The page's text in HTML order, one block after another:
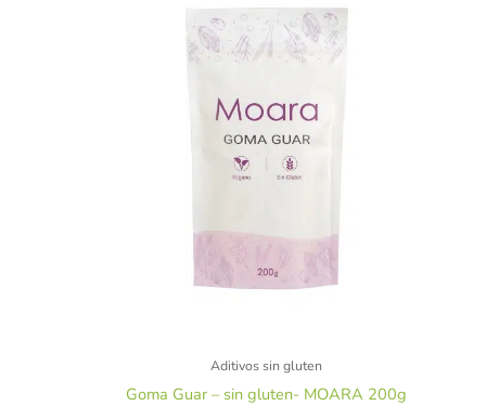
Aditivos sin gluten
Goma Guar – sin gluten- MOARA 200g